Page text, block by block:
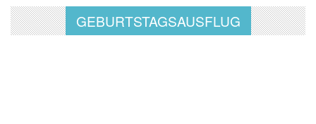
GEBURTSTAGSAUSFLUG